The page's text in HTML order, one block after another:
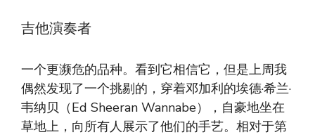
吉他演奏者
一个更濒危的品种。看到它相信它，但是上周我
偶然发现了一个挑剔的，穿着邓加利的埃德·希兰·
韦纳贝（Ed Sheeran Wannabe），自豪地坐在
草地上，向所有人展示了他们的手艺。相对于第